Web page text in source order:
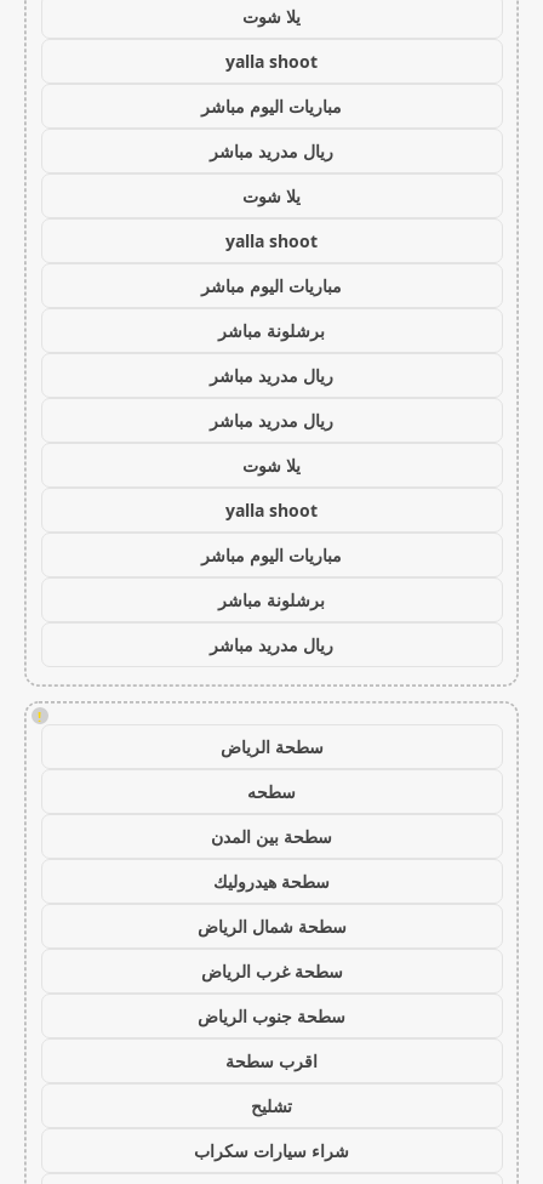
يلا شوت
yalla shoot
مباريات اليوم مباشر
ريال مدريد مباشر
يلا شوت
yalla shoot
مباريات اليوم مباشر
برشلونة مباشر
ريال مدريد مباشر
ريال مدريد مباشر
يلا شوت
yalla shoot
مباريات اليوم مباشر
برشلونة مباشر
ريال مدريد مباشر
!
سطحة الرياض
سطحه
سطحة بين المدن
سطحة هيدروليك
سطحة شمال الرياض
سطحة غرب الرياض
سطحة جنوب الرياض
اقرب سطحة
تشليح
شراء سيارات سكراب